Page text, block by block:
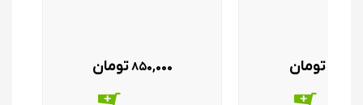
تومان ۸۵۰,۰۰۰تومان